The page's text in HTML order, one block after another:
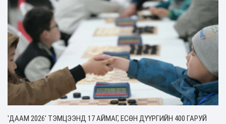
'ДААМ 2026' ТЭМЦЭЭНД 17 АЙМАГ, ЕСӨН ДҮҮРГИЙН 400 ГАРУЙ